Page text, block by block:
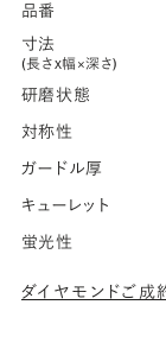
品番
寸法
(長さx幅×深さ)
研磨状態
対称性
ガードル厚
キューレット
蛍光性
ダイヤモンドご